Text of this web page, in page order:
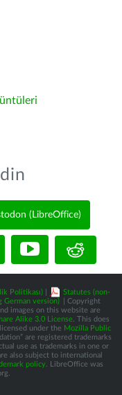
(LibreOffice)
Politikası)
Statutes (non-
German version)
| Copyright
images on this website are
Alike 3.0 License. This does
under the Mozilla Public
are registered trademarks
use as trademarks in one or
also subject to international
policy. LibreOffice was